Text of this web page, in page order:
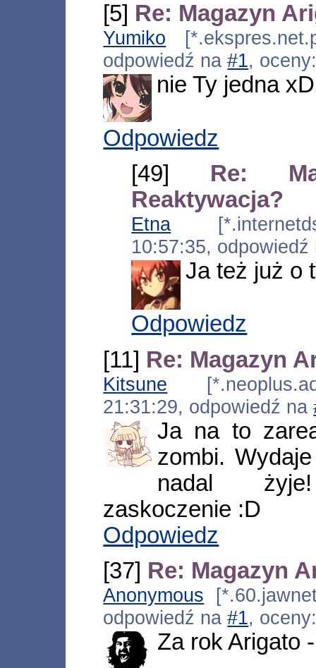
[5] Re: Magazyn
Yumiko
odpowiedź na#1,
nie Ty jedna xD
Odpowiedz
[49] Re:
Reaktywacja?
Etna
10:57:35,
Ja też już o
Odpowiedz
[11] Re: Magazyn
Kitsune
21:31:29, odpowiedź na
Ja na to
zombi.
nadal
zaskoczenie :D
Odpowiedz
[37] Re: Magazyn
Anonymous
odpowiedź na#1,
Za rok Arigato